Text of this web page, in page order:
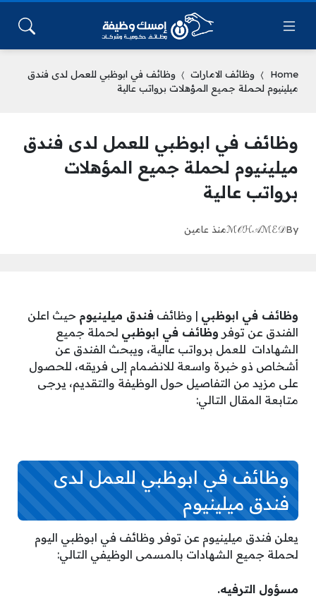
Home وظائف الامارات
وظائف في ابوظبي للعمل لدى فندق
ميلينيوم لحملة جميع المؤهلات برواتب عالية
وظائف في ابوظبي للعمل لدى فندق
ميلينيوم لحملة جميع المؤهلات
برواتب عالية
By
ℳ𝒪ℋ𝒜ℳℰ𝒟منذ عامين
وظائف في ابوظبي | وظائف فندق ميلينيوم حيث اعلن
الفندق عن توفر وظائف في ابوظبي لحملة جميع
الشهادات للعمل برواتب عالية، ويبحث الفندق عن
أشخاص ذو خبرة واسعة للانضمام إلى فريقه، للحصول
على مزيد من التفاصيل حول الوظيفة والتقديم، يرجى
متابعة المقال التالي:
وظائف في ابوظبي للعمل لدى
فندق ميلينيوم
يعلن فندق ميلينيوم عن توفر وظائف في ابوظبي اليوم
لحملة جميع الشهادات بالمسمى الوظيفي التالي:
مسؤول الترفيه.